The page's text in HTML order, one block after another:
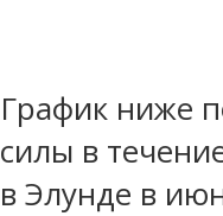
График ниже
силы в
в Элунде в